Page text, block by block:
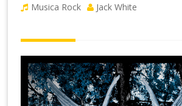
Musica Rock Jack White